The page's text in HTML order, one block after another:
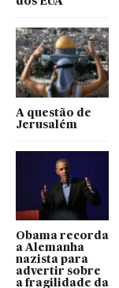
A questão de
Jerusalém
Obama recorda
a Alemanha
nazista para
advertir sobre
a fragilidade da